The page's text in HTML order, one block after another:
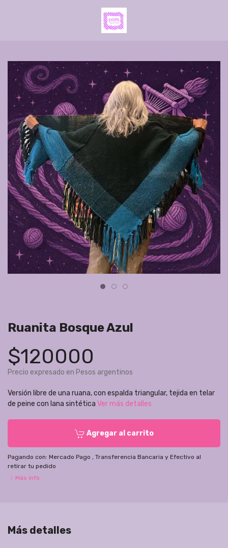
Ruanita Bosque Azul
$120000
Precio expresado en Pesos argentinos
Versión libre de una ruana, con espalda triangular, tejida en telar
de peine con lana sintética Ver más detalles
Agregar al carrito
Pagando con: Mercado Pago , Transferencia Bancaria y Efectivo al
retirar tu pedido
Más info
Más detalles